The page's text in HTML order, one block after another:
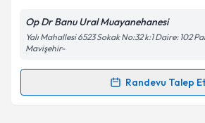
Kişisel verilerimin işlenmesine
'ni okudum ve kişisel
kapsamda işlenmesini kabul
Op Dr Banu Ural Muayanehanesi
Yalı Mahallesi 6523 Sokak No:32 k:1 Daire: 102
Mavişehir-
Randevu Talep Et
Randevu Takvimi Talebi